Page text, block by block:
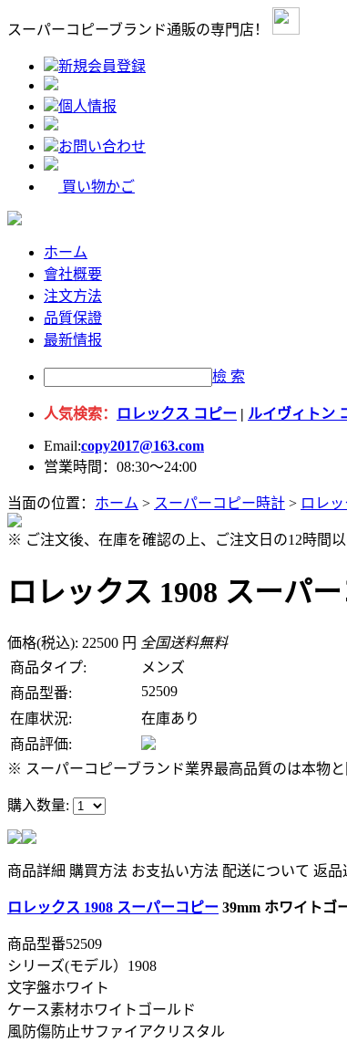
スーパーコピーブランド通販の専門店！
新規会員登録
個人情报
お問い合わせ
買い物かご
ホーム
會社概要
注文方法
品質保證
最新情报
檢 索
人気検索： ロレックス コピー | ルイヴィトン
Email:copy2017@163.com
営業時間：08:30～24:00
当面の位置： ホーム > スーパーコピー時計 > ロレッ
※ ご注文後、在庫を確認の上、ご注文日の12時間
ロレックス 1908 スーパ
価格(税込): 22500 円 全国送料無料
商品タイプ:
メンズ
商品型番:
52509
在庫状況:
在庫あり
商品評価:
※ スーパーコピーブランド業界最高品質のは本物
購入数量:
商品詳細 購買方法 お支払い方法 配送について 返品
ロレックス 1908 スーパーコピー 39mm ホワイトゴ
商品型番52509
シリーズ(モデル）1908
文字盤ホワイト
ケース素材ホワイトゴールド
風防傷防止サファイアクリスタル